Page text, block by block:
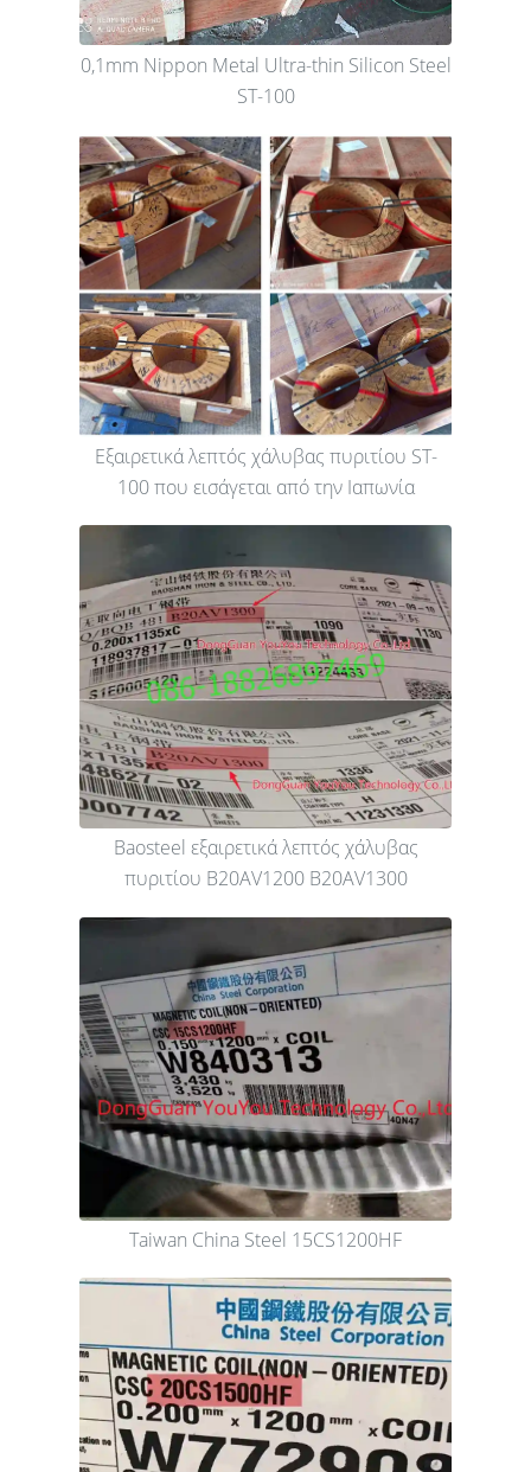
0,1mm Nippon Metal Ultra-thin Silicon Steel
ST-100
Εξαιρετικά λεπτός χάλυβας πυριτίου ST-
100 που εισάγεται από την Ιαπωνία
Baosteel εξαιρετικά λεπτός χάλυβας
πυριτίου B20AV1200 B20AV1300
Taiwan China Steel 15CS1200HF